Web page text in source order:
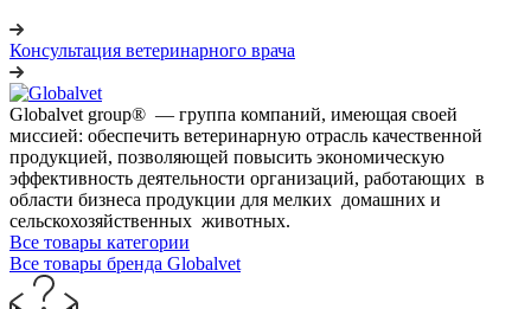
Консультация ветеринарного врача
Globalvet group® — группа компаний, имеющая своей
миссией: обеспечить ветеринарную отрасль качественной
продукцией, позволяющей повысить экономическую
эффективность деятельности организаций, работающих в
области бизнеса продукции для мелких домашних и
сельскохозяйственных животных.
Все товары категории
Все товары бренда Globalvet